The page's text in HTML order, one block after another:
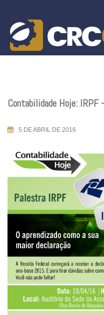
content
Contabilidade Hoje:
5 DE ABRIL DE 2016